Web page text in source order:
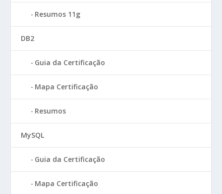
Resumos 11g
DB2
Guia da Certificação
Mapa Certificação
Resumos
MySQL
Guia da Certificação
Mapa Certificação